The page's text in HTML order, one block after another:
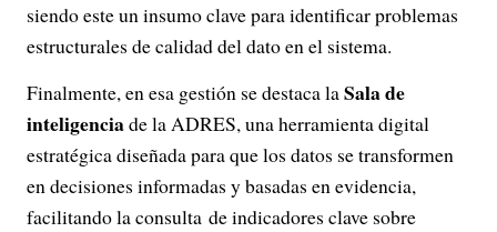
siendo este un insumo clave para identificar problemas
estructurales de calidad del dato en el sistema.
Finalmente, en esa gestión se destaca laSala de
inteligenciade la ADRES, una herramienta digital
estratégica diseñada para que los datos se transformen
en decisiones informadas y basadas en evidencia,
facilitando la consulta de indicadores clave sobre